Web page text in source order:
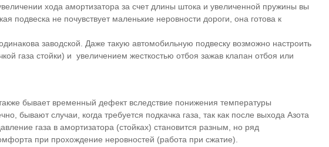
хода амортизатора за счет длины штока и увеличенной пружины вы
подвеска не почувствует маленькие неровности дороги, она готова к
заводской. Даже такую автомобильную подвеску возможно настроить
газа стойки) и увеличением жесткостью отбоя зажав клапан отбоя или
бывает временный дефект вследствие понижения температуры
бывают случаи, когда требуется подкачка газа, так как после выхода Азота
газа в амортизатора (стойках) становится разным, но ряд
при прохождение неровностей (работа при сжатие).